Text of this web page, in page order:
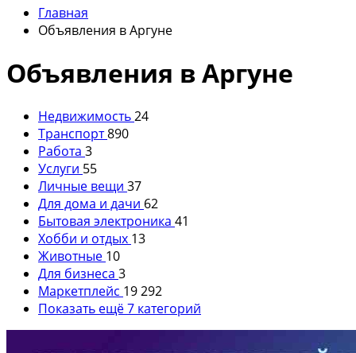
Главная
Объявления в Аргуне
Объявления в Аргуне
Недвижимость24
Транспорт890
Работа 3
Услуги 55
Личные вещи 37
Для дома и дачи 62
Бытовая электроника 41
Хобби и отдых 13
Животные 10
Для бизнеса 3
Маркетплейс 19 292
Показать ещё 7 категорий